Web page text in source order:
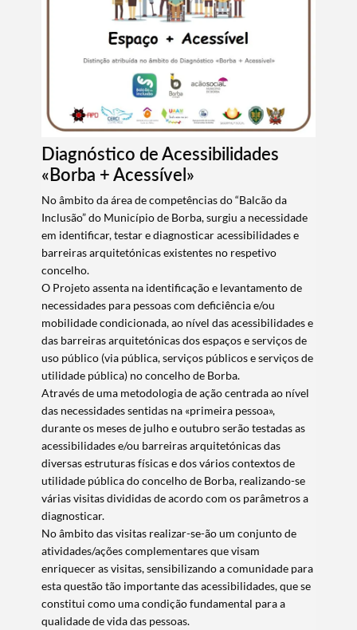
Diagnóstico de Acessibilidades
«Borba + Acessível»
No âmbito da área de competências do “Balcão da
Inclusão” do Município de Borba, surgiu a necessidade
em identificar, testar e diagnosticar acessibilidades e
barreiras arquitetónicas existentes no respetivo
concelho.
O Projeto assenta na identificação e levantamento de
necessidades para pessoas com deficiência e/ou
mobilidade condicionada, ao nível das acessibilidades e
das barreiras arquitetónicas dos espaços e serviços de
uso público (via pública, serviços públicos e serviços de
utilidade pública) no concelho de Borba.
Através de uma metodologia de ação centrada ao nível
das necessidades sentidas na «primeira pessoa»,
durante os meses de julho e outubro serão testadas as
acessibilidades e/ou barreiras arquitetónicas das
diversas estruturas físicas e dos vários contextos de
utilidade pública do concelho de Borba, realizando-se
várias visitas divididas de acordo com os parâmetros a
diagnosticar.
No âmbito das visitas realizar-se-ão um conjunto de
atividades/ações complementares que visam
enriquecer as visitas, sensibilizando a comunidade para
esta questão tão importante das acessibilidades, que se
constitui como uma condição fundamental para a
qualidade de vida das pessoas.